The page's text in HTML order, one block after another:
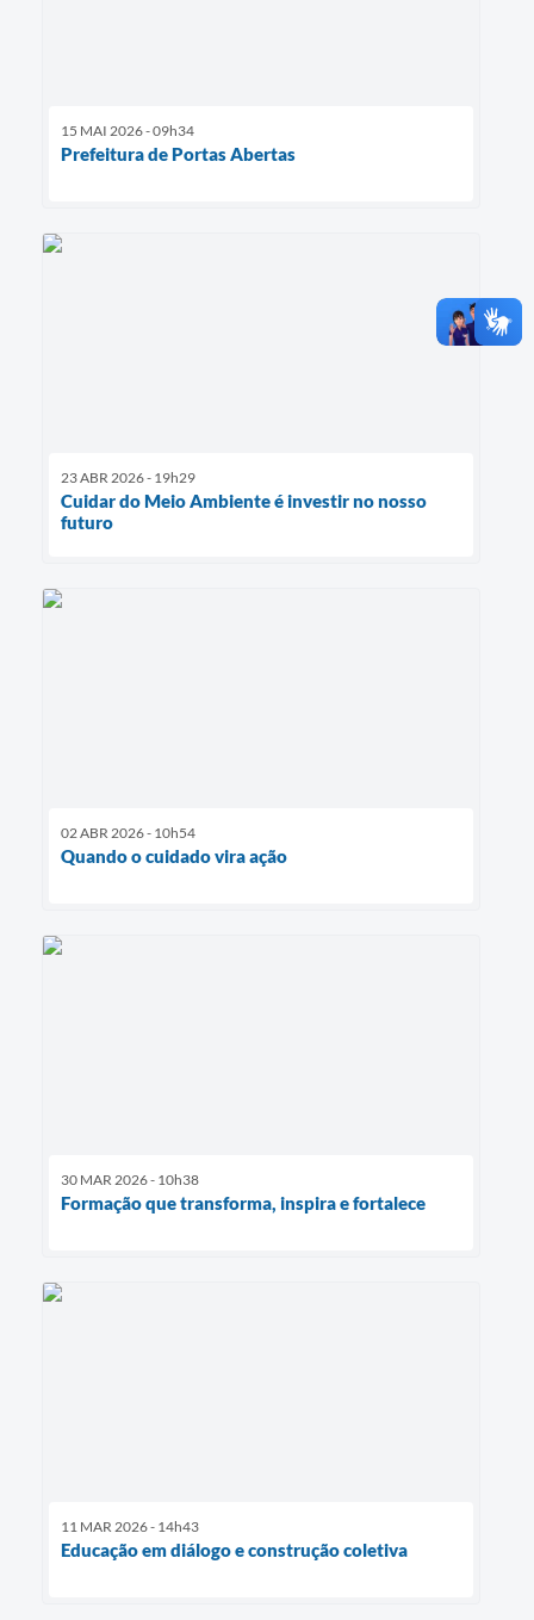
15 MAI 2026 - 09h34
Prefeitura de Portas Abertas
23 ABR 2026 - 19h29
Cuidar do Meio Ambiente é investir no nosso
futuro
02 ABR 2026 - 10h54
Quando o cuidado vira ação
30 MAR 2026 - 10h38
Formação que transforma, inspira e fortalece
11 MAR 2026 - 14h43
Educação em diálogo e construção coletiva